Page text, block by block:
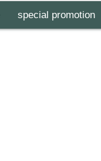
special promotion